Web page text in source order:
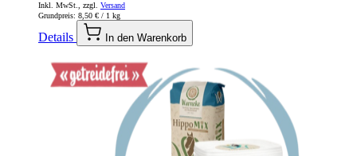
Inkl. MwSt., zzgl. Versand
Grundpreis: 8,50 € / 1 kg
Details In den Warenkorb